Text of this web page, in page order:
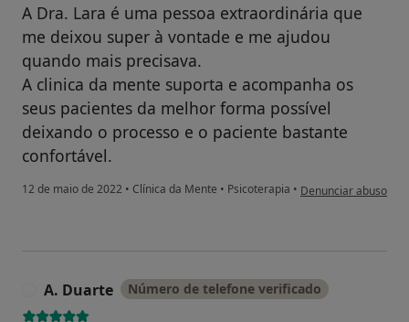
A Dra. Lara é uma pessoa extraordinária que
me deixou super à vontade e me ajudou
quando mais precisava.
A clinica da mente suporta e acompanha os
seus pacientes da melhor forma possível
deixando o processo e o paciente bastante
confortável.
12 de maio de 2022 • Clínica da Mente • Psicoterapia • na opinião do
Denunciar abuso
A. Duarte Número de telefone verificado